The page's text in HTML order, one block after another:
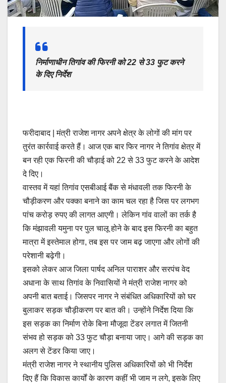
निर्माणाधीन तिगांव की फिरनी को 22 से 33 फुट करने
के दिए निर्देश
फरीदाबाद | मंत्री राजेश नागर अपने क्षेत्र के लोगों की मांग पर
तुरंत कार्रवाई करते हैं। आज एक बार फिर नागर ने तिगांव क्षेत्र में
बन रही एक फिरनी की चौड़ाई को 22 से 33 फुट करने के आदेश
दे दिए।
वास्तव में यहां तिगांव एसबीआई बैंक से मंधावली तक फिरनी के
चौड़ीकरण और पक्का बनाने का काम चल रहा है जिस पर लगभग
पांच करोड़ रुपए की लागत आएगी। लेकिन गांव वालों का तर्क है
कि मंझावली यमुना पर पुल चालू होने के बाद इस फिरनी का बहुत
मात्रा में इस्तेमाल होगा, तब इस पर जाम बढ़ जाएगा और लोगों की
परेशानी बढ़ेगी।
इसको लेकर आज जिला पार्षद अनिल पाराशर और सरपंच वेद
अधाना के साथ तिगांव के निवासियों ने मंत्री राजेश नागर को
अपनी बात बताई। जिसपर नागर ने संबंधित अधिकारियों को घर
बुलाकर सड़क चौड़ीकरण पर बात की। उन्होंने निर्देश दिया कि
इस सड़क का निर्माण रोके बिना मौजूदा टेंडर लगात में जितनी
संभव हो सड़क को 33 फुट चौड़ा बनाया जाए। आगे की सड़क का
अलग से टेंडर किया जाए।
मंत्री राजेश नागर ने स्थानीय पुलिस अधिकारियों को भी निर्देश
दिए हैं कि विकास कार्यों के कारण कहीं भी जाम न लगे, इसके लिए